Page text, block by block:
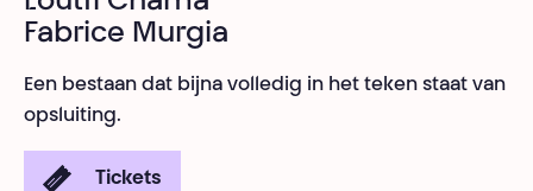
Fabrice Murgia
Een bestaan dat bijna volledig in het teken staat van
opsluiting.
Tickets